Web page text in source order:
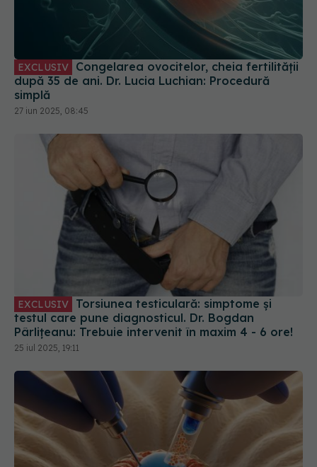
EXCLUSIV Congelarea ovocitelor, cheia fertilității
după 35 de ani. Dr. Lucia Luchian: Procedură
simplă
27 iun 2025, 08:45
EXCLUSIV Torsiunea testiculară: simptome și
testul care pune diagnosticul. Dr. Bogdan
Pârlițeanu: Trebuie intervenit în maxim 4 - 6 ore!
25 iul 2025, 19:11